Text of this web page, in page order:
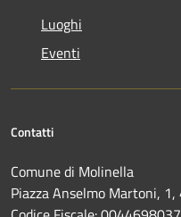
Luoghi
Eventi
Contatti
Comune di Molinella
Piazza Anselmo Martoni,